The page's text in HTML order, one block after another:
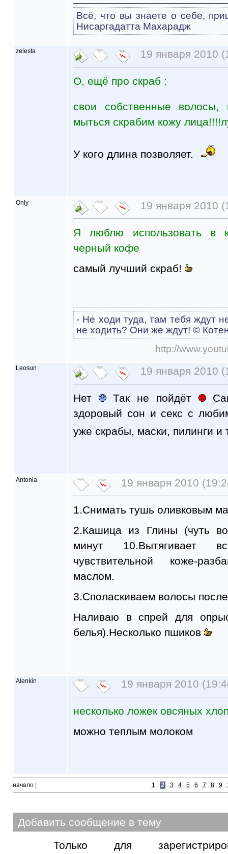
Всё, что вы знаете о себе,
Нисаргадатта Махарадж
zelesta 19 января 2010
О, ещё про скраб :
свои собственные
мыться скрабим кожу
У кого длина позволяет.
Only 19 января 2010
Я люблю использовать в
черный кофе
самый лучший скраб!
- Не ходи туда, там тебя ждут
не ходить? Они же ждут! ©
http://
Leosun 19 января 2010
Нет Так не пойдёт
здоровый сон и секс с
уже скрабы, маски, пилинги и
Antonia 19 января 2010
1.Снимать тушь оливковым
2.Кашица из Глины (чуть
минут 10.Вытягивает
чувствительной коже-
маслом.
3.Споласкиваем волосы
Наливаю в спрей для
белья).Несколько пшиков
Alenkin 19 января 2010
несколько ложек овсяных
можно теплым молоком
начало 1 . 2 . 3 . 4 . 5 . 6 . 7 . 8 . 9 .
Добавить сообщение в тему
Только для